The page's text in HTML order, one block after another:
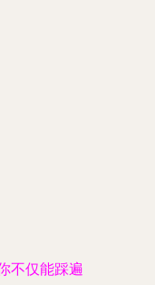
不仅能踩遍